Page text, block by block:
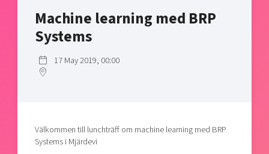
Shaping cities and regions
Bright East
East Sweden Tech Women
Current offers and activities
Upscaling
Talent & skills
Offers to boost your business
Our community of companies
Projects
Publications
Project toolbox
Today's lunch in Mjärdevi
Machine learning med BRP
Systems
17 May 2019, 00:00
Välkommen till lunchträff om machine learning med BRP
Systems i Mjärdevi